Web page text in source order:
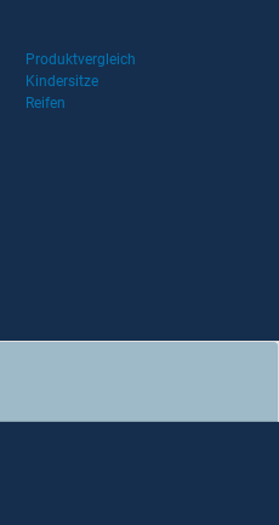
Produktvergleich
Kindersitze
Reifen